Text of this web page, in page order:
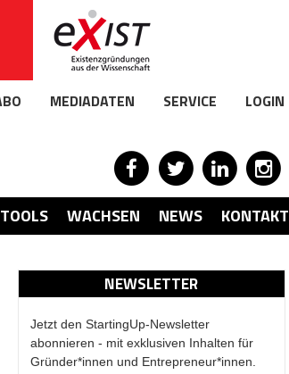
MEDIADATEN SERVICE LOGIN
TOOLS WACHSEN NEWS KONTAKT
NEWSLETTER
Jetzt den StartingUp-Newsletter
abonnieren - mit exklusiven Inhalten für
Gründer*innen und Entrepreneur*innen.